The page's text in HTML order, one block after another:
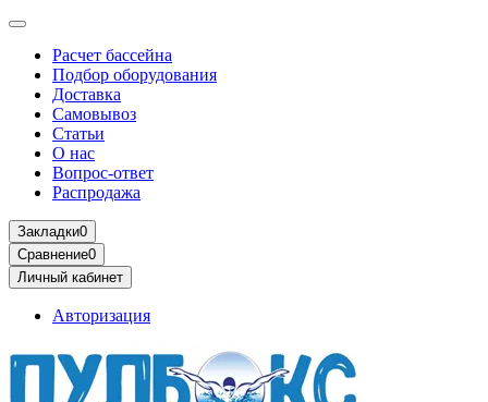
Расчет бассейна
Подбор оборудования
Доставка
Самовывоз
Статьи
О нас
Вопрос-ответ
Распродажа
Закладки0
Сравнение0
Личный кабинет
Авторизация